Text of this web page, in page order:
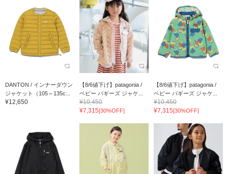
DANTON / インナーダウン
ジャケット（105～135c...
¥12,650
【8/6値下げ】patagonia /
ベビー バギーズ ジャケ...
¥10,450
¥7,315[30%OFF]
【8/6値下げ】patagonia /
ベビー バギーズ ジャケ...
¥10,450
¥7,315[30%OFF]